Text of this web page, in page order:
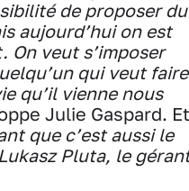
de proposer du
aujourd’hui on est
On veut s’imposer
qui veut faire
qu’il vienne nous
Julie Gaspard. Et
que c’est aussi le
Pluta, le